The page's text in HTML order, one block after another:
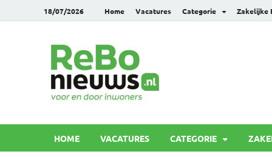
18/07/2026 Home Vacatures Categorie Zakelijke
HOME VACATURES CATEGORIE